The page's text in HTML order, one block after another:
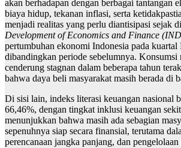
akan berhadapan dengan berbagai tantangan
biaya hidup, tekanan inflasi, serta
menjadi realitas yang perlu diantisipasi sejak
Development of Economics and Finance
pertumbuhan ekonomi Indonesia pada
dibandingkan periode sebelumnya. Konsumsi
cenderung stagnan dalam beberapa tahun
bahwa daya beli masyarakat masih berada di
Di sisi lain, indeks literasi keuangan nasional
66,46%, dengan tingkat inklusi keuangan
menunjukkan bahwa masih ada sebagian
sepenuhnya siap secara finansial, terutama
perencanaan jangka panjang, dan